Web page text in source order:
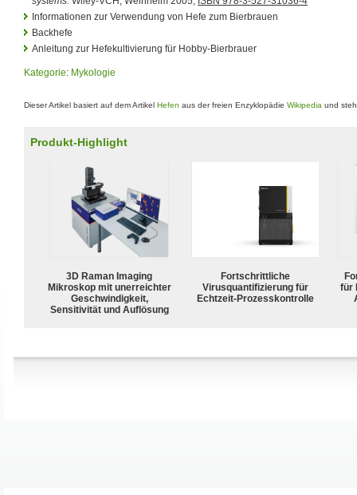
Informationen zur Verwendung von Hefe zum Bierbrauen
Backhefe
Anleitung zur Hefekultivierung für Hobby-Bierbrauer
Kategorie: Mykologie
Dieser Artikel basiert auf dem Artikel Hefen aus der freien Enzyklopädie Wikipedia und
Produkt-Highlight
3D Raman Imaging
Mikroskop mit unerreichter
Geschwindigkeit,
Sensitivität und Auflösung
Fortschrittliche
Virusquantifizierung für
Echtzeit-Prozesskontrolle
für